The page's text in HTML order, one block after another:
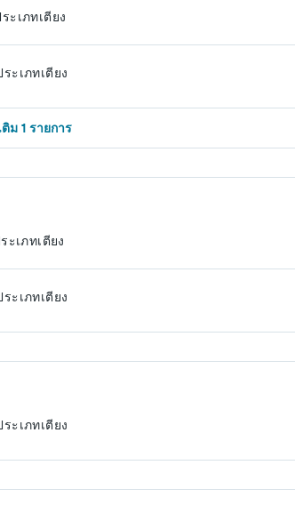
ะเภทเตียง
ะเภทเตียง
ม 1 รายการ
ะเภทเตียง
ะเภทเตียง
ะเภทเตียง